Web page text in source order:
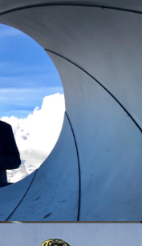
GEHEIMDIENST
– TEIL 01